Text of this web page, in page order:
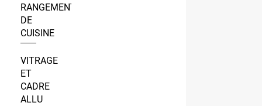
RANGEMENT
DE
CUISINE
VITRAGE
ET
CADRE
ALLU